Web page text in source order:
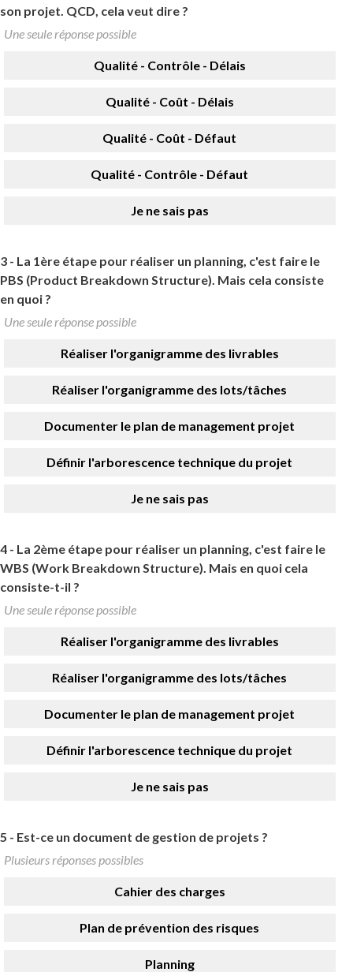
son projet. QCD, cela veut dire ?
Une seule réponse possible
Qualité - Contrôle - Délais
Qualité - Coût - Délais
Qualité - Coût - Défaut
Qualité - Contrôle - Défaut
Je ne sais pas
3 - La 1ère étape pour réaliser un planning, c'est faire le
PBS (Product Breakdown Structure). Mais cela consiste
en quoi ?
Une seule réponse possible
Réaliser l'organigramme des livrables
Réaliser l'organigramme des lots/tâches
Documenter le plan de management projet
Définir l'arborescence technique du projet
Je ne sais pas
4 - La 2ème étape pour réaliser un planning, c'est faire le
WBS (Work Breakdown Structure). Mais en quoi cela
consiste-t-il ?
Une seule réponse possible
Réaliser l'organigramme des livrables
Réaliser l'organigramme des lots/tâches
Documenter le plan de management projet
Définir l'arborescence technique du projet
Je ne sais pas
5 - Est-ce un document de gestion de projets ?
Plusieurs réponses possibles
Cahier des charges
Plan de prévention des risques
Planning